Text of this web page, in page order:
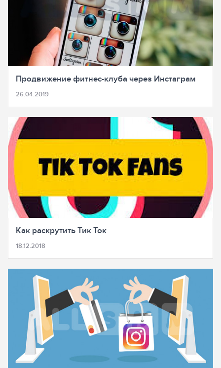
Продвижение фитнес-клуба через Инстаграм
26.04.2019
Как раскрутить Тик Ток
18.12.2018